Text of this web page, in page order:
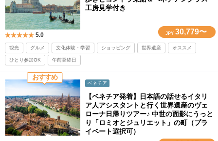
5.0
工房見学付き
JPY 30,779〜
観光 グルメ 文化体験・学習 ショッピング 世界遺産 オススメ
ひとり参加OK 午前発終日
おすすめ
ベネチア
【ベネチア発着】日本語の話せるイタリ
ア人アシスタントと行く世界遺産のヴェ
ローナ日帰りツアー♪ 中世の面影にうっと
り「ロミオとジュリエット」の町（プラ
イベート選択可）